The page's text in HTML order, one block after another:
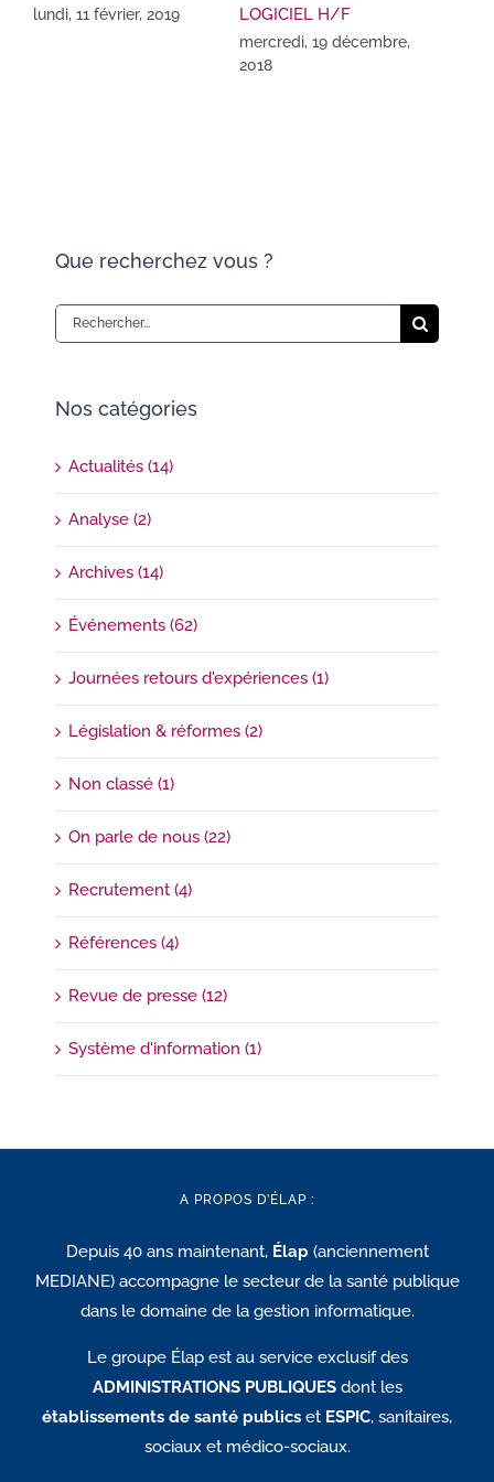
lundi, 11 février, 2019
LOGICIEL H/F
mercredi, 19 décembre,
2018
Que recherchez vous ?
Rechercher:
Nos catégories
Actualités (14)
Analyse (2)
Archives (14)
Événements (62)
Journées retours d'expériences (1)
Législation & réformes (2)
Non classé (1)
On parle de nous (22)
Recrutement (4)
Références (4)
Revue de presse (12)
Système d'information (1)
A PROPOS D’ÉLAP :
Depuis 40 ans maintenant, Élap (anciennement
MEDIANE) accompagne le secteur de la santé publique
dans le domaine de la gestion informatique.
Le groupe Élap est au service exclusif des
ADMINISTRATIONS PUBLIQUESdont les
établissements de santé publics et ESPIC, sanitaires,
sociaux et médico-sociaux.